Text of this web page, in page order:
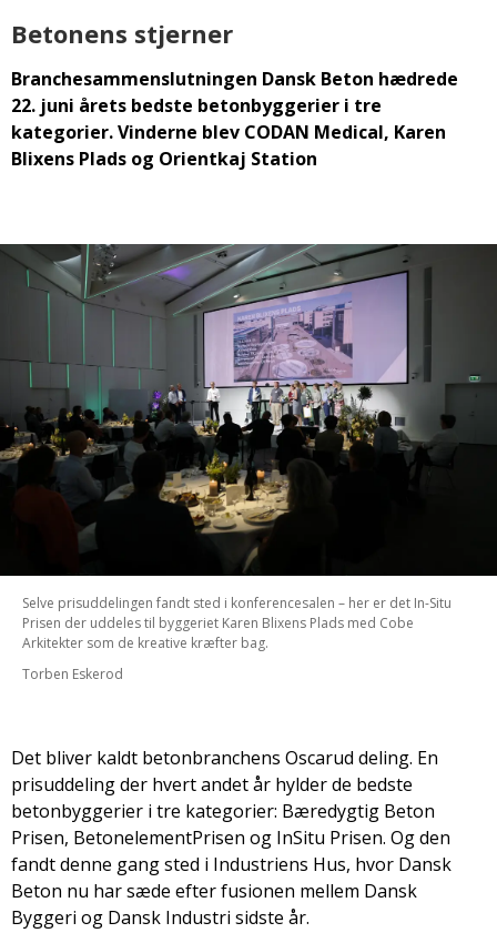
Kontrol og certificering
Byrum
Anlæg
Betonens stjerner
Branchesammenslutningen Dansk Beton hædrede
22. juni årets bedste betonbyggerier i tre
kategorier. Vinderne blev CODAN Medical, Karen
Blixens Plads og Orientkaj Station
Selve prisuddelingen fandt sted i konferencesalen – her er det In-Situ
Prisen der uddeles til byggeriet Karen Blixens Plads med Cobe
Arkitekter som de kreative kræfter bag.
Torben Eskerod
Det bliver kaldt betonbranchens Oscar­ud­ deling. En
prisuddeling der hvert andet år hylder de bedste
betonbyggerier i tre kategorier: Bæredygtig Beton
Prisen, Betonelement­Prisen og In­Situ Prisen. Og den
fandt denne gang sted i Industriens Hus, hvor Dansk
Beton nu har sæde efter fusionen mellem Dansk
Byggeri og Dansk Industri sidste år.